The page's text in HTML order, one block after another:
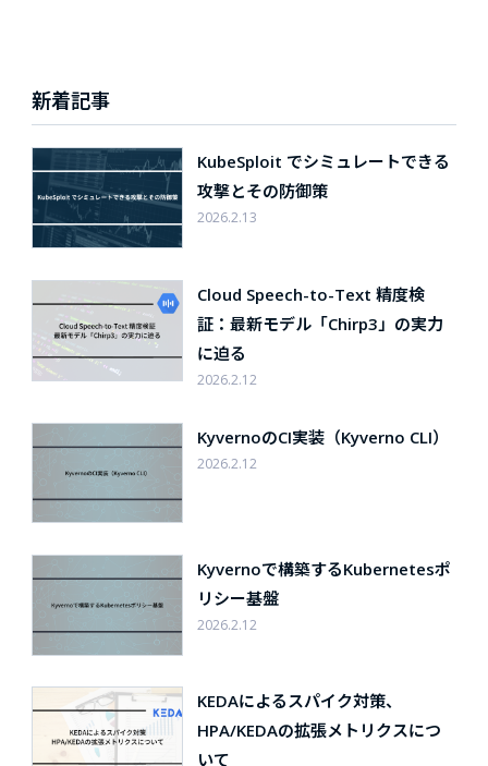
新着記事
KubeSploit でシミュレートできる
攻撃とその防御策
2026.2.13
Cloud Speech-to-Text 精度検
証：最新モデル「Chirp3」の実力
に迫る
2026.2.12
KyvernoのCI実装（Kyverno CLI）
2026.2.12
Kyvernoで構築するKubernetesポ
リシー基盤
2026.2.12
KEDAによるスパイク対策、
HPA/KEDAの拡張メトリクスにつ
いて